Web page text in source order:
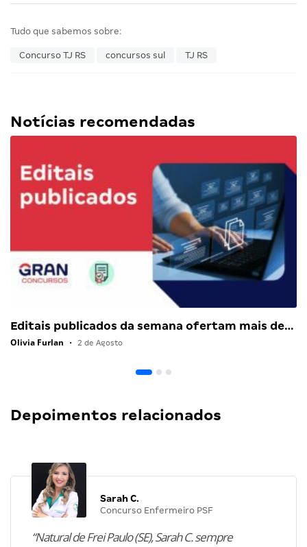
Tudo que sabemos sobre:
Concurso TJ RS concursos sul TJ RS
Notícias recomendadas
Editais publicados da semana ofertam mais de…
Olivia Furlan • 2 de Agosto
Depoimentos relacionados
Sarah C.
Concurso Enfermeiro PSF
“Natural de Frei Paulo (SE), Sarah C. sempre